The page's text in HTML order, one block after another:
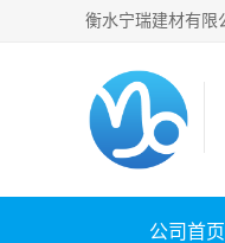
公司首页